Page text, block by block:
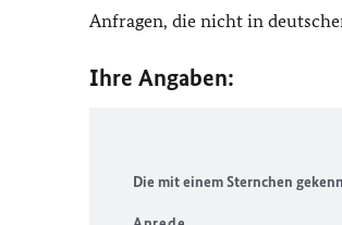
Anfragen, die nicht in
Ihre Angaben:
Die mit einem Sternchen